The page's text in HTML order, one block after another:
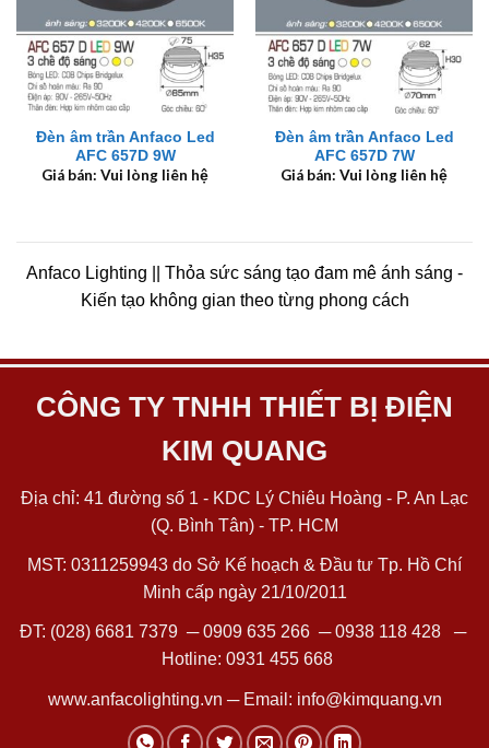
Đèn âm trần Anfaco Led
AFC 657D 9W
Giá bán: Vui lòng liên hệ
Đèn âm trần Anfaco Led
AFC 657D 7W
Giá bán: Vui lòng liên hệ
Anfaco Lighting || Thỏa sức sáng tạo đam mê ánh sáng -
Kiến tạo không gian theo từng phong cách
CÔNG TY TNHH THIẾT BỊ ĐIỆN
KIM QUANG
Địa chỉ: 41 đường số 1 - KDC Lý Chiêu Hoàng - P. An Lạc
(Q. Bình Tân) - TP. HCM
MST: 0311259943 do Sở Kế hoạch & Đầu tư Tp. Hồ Chí
Minh cấp ngày 21/10/2011
ĐT: (028) 6681 7379 ─0909 635 266─0938 118 428─
Hotline: 0931 455 668
www.anfacolighting.vn ─ Email: info@kimquang.vn